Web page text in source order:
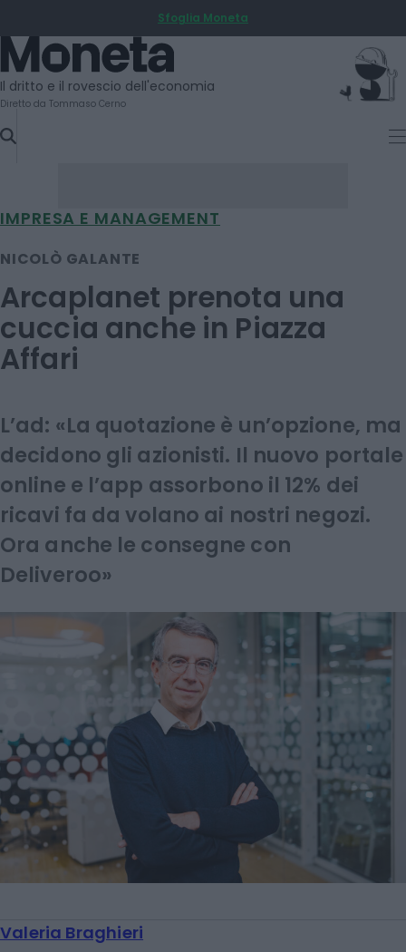
TO
CONTENT
Sfoglia Moneta
Moneta
Il dritto e il rovescio dell'economia
Diretto da Tommaso Cerno
IMPRESA E MANAGEMENT
NICOLÒ GALANTE
Arcaplanet prenota una
cuccia anche in Piazza
Affari
L’ad: «La quotazione è un’opzione, ma
decidono gli azionisti. Il nuovo portale
online e l’app assorbono il 12% dei
ricavi fa da volano ai nostri negozi.
Ora anche le consegne con
Deliveroo»
Valeria Braghieri